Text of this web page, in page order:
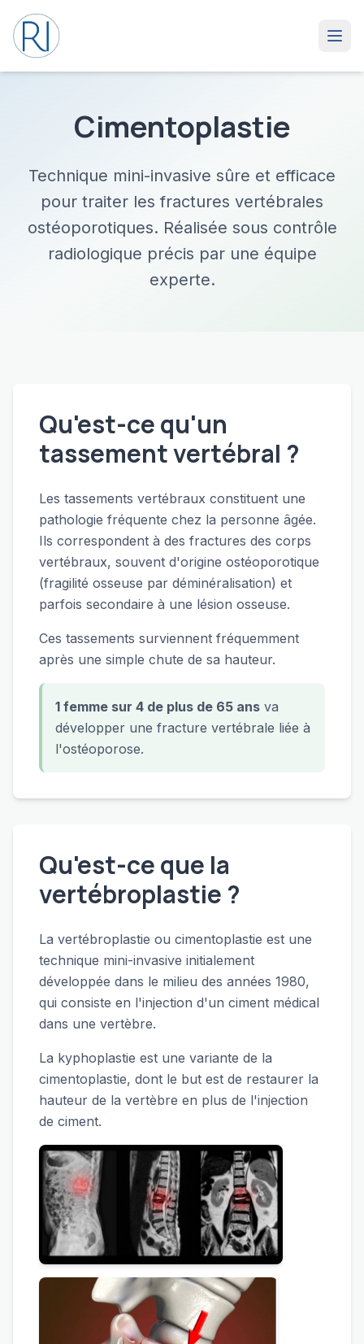
Cimentoplastie
Technique mini-invasive sûre et efficace
pour traiter les fractures vertébrales
ostéoporotiques. Réalisée sous contrôle
radiologique précis par une équipe
experte.
Qu'est-ce qu'un
tassement vertébral ?
Les tassements vertébraux constituent une
pathologie fréquente chez la personne âgée.
Ils correspondent à des fractures des corps
vertébraux, souvent d'origine ostéoporotique
(fragilité osseuse par déminéralisation) et
parfois secondaire à une lésion osseuse.
Ces tassements surviennent fréquemment
après une simple chute de sa hauteur.
1 femme sur 4 de plus de 65 ans va
développer une fracture vertébrale liée à
l'ostéoporose.
Qu'est-ce que la
vertébroplastie ?
La vertébroplastie ou cimentoplastie est une
technique mini-invasive initialement
développée dans le milieu des années 1980,
qui consiste en l'injection d'un ciment médical
dans une vertèbre.
La kyphoplastie est une variante de la
cimentoplastie, dont le but est de restaurer la
hauteur de la vertèbre en plus de l'injection
de ciment.